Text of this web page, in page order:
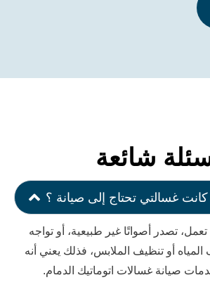
إلى صيانة ؟
غير طبيعية، أو تواجه
الملابس، فذلك يعني أنه
اتوماتيك الدمام.